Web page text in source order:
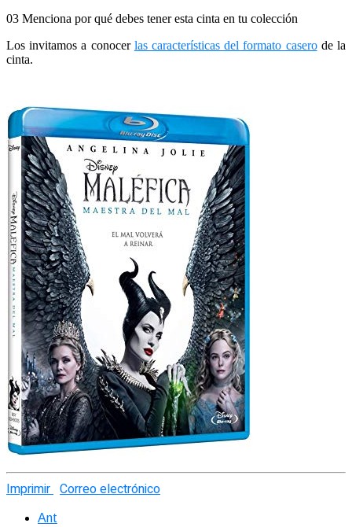
03 Menciona por qué debes tener esta cinta en tu colección
Los invitamos a conocer las características del formato caserode la
cinta.
Imprimir Correo electrónico
Ant